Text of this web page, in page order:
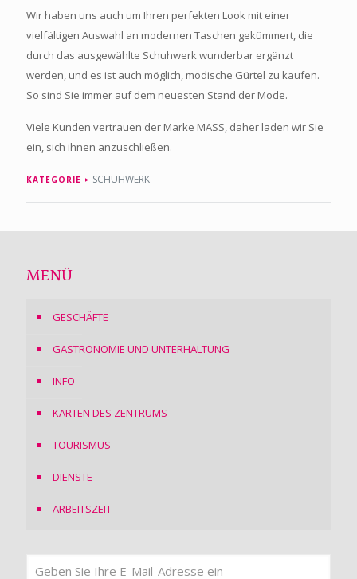
Wir haben uns auch um Ihren perfekten Look mit einer
vielfältigen Auswahl an modernen Taschen gekümmert, die
durch das ausgewählte Schuhwerk wunderbar ergänzt
werden, und es ist auch möglich, modische Gürtel zu kaufen.
So sind Sie immer auf dem neuesten Stand der Mode.
Viele Kunden vertrauen der Marke MASS, daher laden wir Sie
ein, sich ihnen anzuschließen.
KATEGORIE SCHUHWERK
MENÜ
GESCHÄFTE
GASTRONOMIE UND UNTERHALTUNG
INFO
KARTEN DES ZENTRUMS
TOURISMUS
DIENSTE
ARBEITSZEIT